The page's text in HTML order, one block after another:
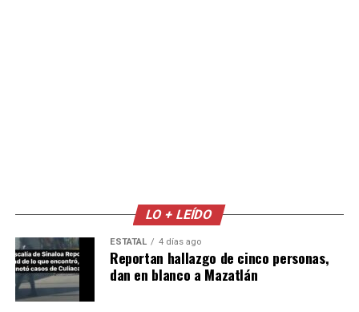
LO + LEÍDO
ESTATAL 4 días ago
Reportan hallazgo de cinco personas,
dan en blanco a Mazatlán